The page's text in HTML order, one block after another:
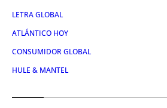
LETRA GLOBAL
ATLÁNTICO HOY
CONSUMIDOR GLOBAL
HULE & MANTEL